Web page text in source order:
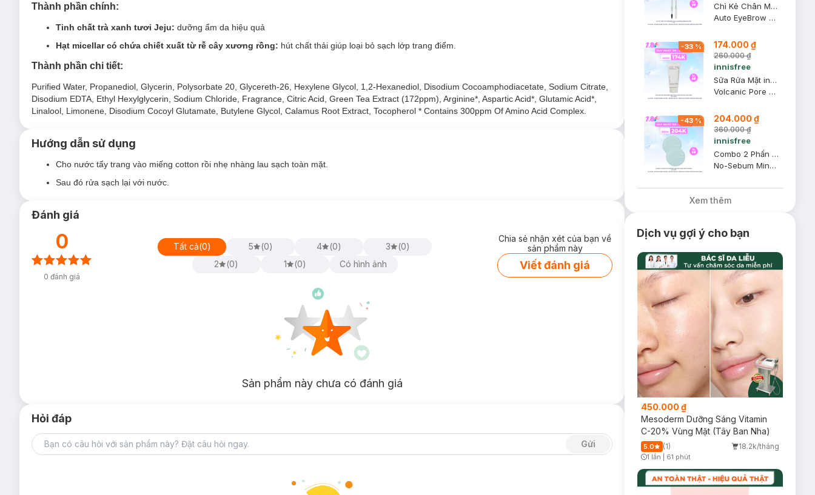
Ưu thế nổi bật:
Beauty Green Tea™ với các amino acid, phức hợp amino acid và Hyaluronic Acid
Có tính axit nhẹ với công thức chứa nước trà xanh tươi Jeju và phức hợp axit amin giúp dưỡng ẩm, làm mới lớp trang điểm và phục hồi độ pH
khỏe mạnh cho da.
Làm sạch không gây dị ứng, nhẹ nhàng trên da với kết cấu pH hơi axit tương tự như da. Đã hoàn thành thử nghiệm kích ứng cơ bản, thử
nghiệm da liễu đã hoàn thành
Thành phần chính:
Tinh chất trà xanh tươi Jeju: dưỡng ẩm da hiệu quả
Hạt micellar có chứa chiết xuất từ rễ cây xương rồng: hút chất thải giúp loại bỏ sạch lớp trang điểm.
Thành phần chi tiết:
Purified Water, Propanediol, Glycerin, Polysorbate 20, Glycereth-26, Hexylene Glycol, 1,2-Hexanediol, Disodium Cocoamphodiacetate, Sodium Citrate,
Disodium EDTA, Ethyl Hexylglycerin, Sodium Chloride, Fragrance, Citric Acid, Green Tea Extract (172ppm), Arginine*, Aspartic Acid*, Glutamic Acid*,
Linalool, Limonene, Disodium Cocoyl Glutamate, Butylene Glycol, Calamus Root Extract, Tocopherol * Contains 300ppm Of Amino Acid Complex.
Hướng dẫn sử dụng
Cho nước tẩy trang vào miếng cotton rồi nhẹ nhàng lau sạch toàn mặt.
Sau đó rửa sạch lại với nước.
Đánh giá
0
0 đánh giá
Tất cả(0) 5 (0) 4 (0) 3 (0)
2
(0) 1 (0) Có hình ảnh
Chia sẻ nhận xét của bạn về
sản phẩm này
Viết đánh giá
Sản phẩm này chưa có đánh giá
Hỏi đáp
Gửi
Chì Kẻ Chân Mày innisfree Màu 5 Expresso Brown (Mới) 0.3g
Auto EyeBrow Pencil
-33% 174.000 ₫
260.000 ₫
innisfree
Sữa Rửa Mặt innisfree Kiểm Soát Nhờn Tro Núi Lửa & BHA 150g (Mới)
Volcanic Pore BHA Cleansing Foam
-43% 204.000 ₫
360.000 ₫
innisfree
Combo 2 Phấn Phủ innisfree Kiềm Dầu Dạng Bột Khoáng 5g (Mới)
No-Sebum Mineral Powder
Xem thêm
Dịch vụ gợi ý cho bạn
450.000 ₫
Mesoderm Dưỡng Sáng Vitamin
C-20% Vùng Mặt (Tây Ban Nha)
5.0 (1) 18.2k/tháng
1 lần 61 phút